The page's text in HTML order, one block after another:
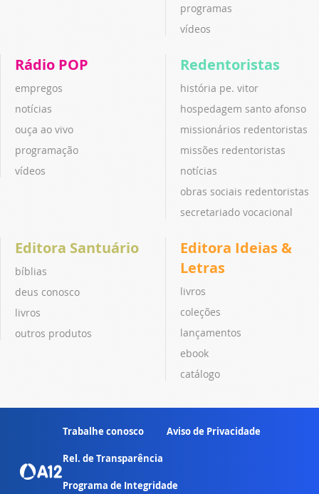
programas
vídeos
Rádio POP
empregos
notícias
ouça ao vivo
programação
vídeos
Redentoristas
história pe. vitor
hospedagem santo afonso
missionários redentoristas
missões redentoristas
notícias
obras sociais redentoristas
secretariado vocacional
Editora Santuário
bíblias
deus conosco
livros
outros produtos
Editora Ideias &
Letras
livros
coleções
lançamentos
ebook
catálogo
Trabalhe conosco Aviso de Privacidade
Rel. de Transparência
Programa de Integridade